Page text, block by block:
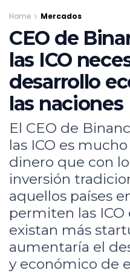
Home Mercados
CEO de
las ICO
desarrollo
las naciones
El CEO de
las ICO es
dinero que con
inversión
aquellos países
permiten las
existan más
aumentaría el
y económico de